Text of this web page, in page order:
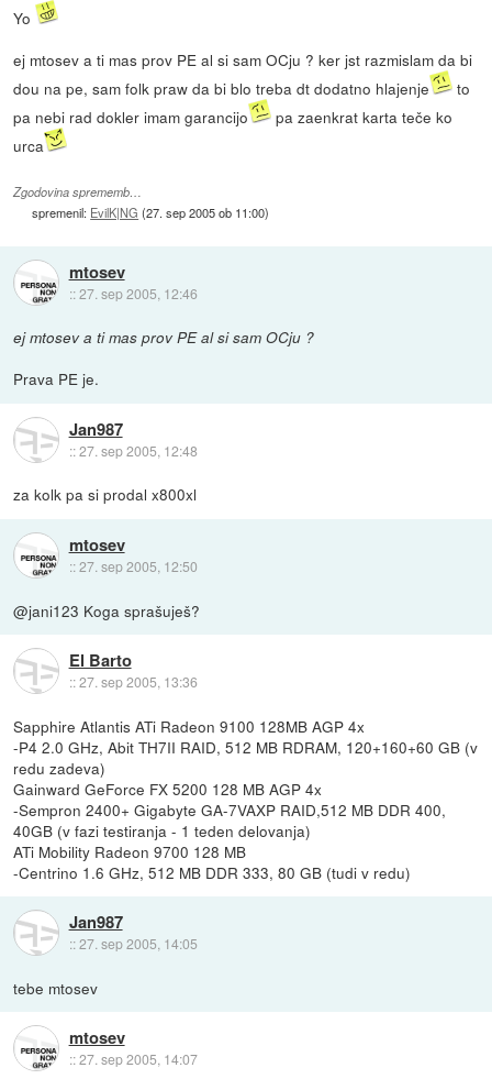
Yo
ej mtosev a ti mas prov PE al si sam OCju ? ker jst razmislam da bi
dou na pe, sam folk praw da bi blo treba dt dodatno hlajenje
to
pa nebi rad dokler imam garancijo
pa zaenkrat karta teče ko
urca
Zgodovina sprememb…
spremenil: EvilK|NG (27. sep 2005 ob 11:00)
mtosev
::27. sep 2005, 12:46
ej mtosev a ti mas prov PE al si sam OCju ?
Prava PE je.
Jan987
::27. sep 2005, 12:48
za kolk pa si prodal x800xl
mtosev
::27. sep 2005, 12:50
@jani123 Koga sprašuješ?
El Barto
::27. sep 2005, 13:36
Sapphire Atlantis ATi Radeon 9100 128MB AGP 4x
-P4 2.0 GHz, Abit TH7II RAID, 512 MB RDRAM, 120+160+60 GB (v
redu zadeva)
Gainward GeForce FX 5200 128 MB AGP 4x
-Sempron 2400+ Gigabyte GA-7VAXP RAID,512 MB DDR 400,
40GB (v fazi testiranja - 1 teden delovanja)
ATi Mobility Radeon 9700 128 MB
-Centrino 1.6 GHz, 512 MB DDR 333, 80 GB (tudi v redu)
Jan987
::27. sep 2005, 14:05
tebe mtosev
mtosev
::27. sep 2005, 14:07